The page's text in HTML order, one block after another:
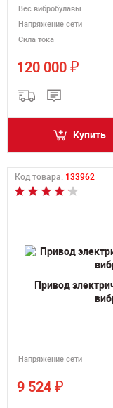
Вес вибробулавы
Напряжение сети
Сила тока
120 000 ₽
Купить
Код товара: 133962
Привод
Напряжение сети
9 524 ₽